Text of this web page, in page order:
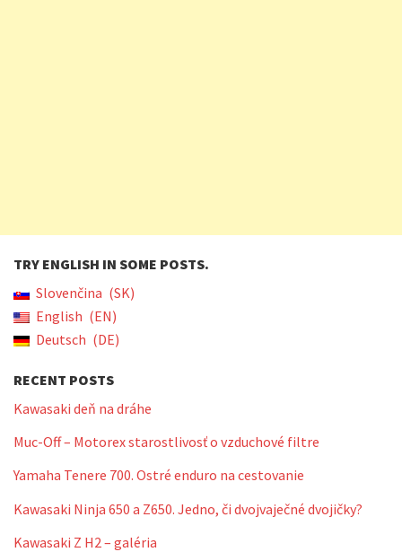
TRY ENGLISH IN SOME POSTS.
Slovenčina
SK
English
EN
Deutsch
DE
RECENT POSTS
Kawasaki deň na dráhe
Muc-Off – Motorex starostlivosť o vzduchové filtre
Yamaha Tenere 700. Ostré enduro na cestovanie
Kawasaki Ninja 650 a Z650. Jedno, či dvojvaječné dvojičky?
Kawasaki Z H2 – galéria